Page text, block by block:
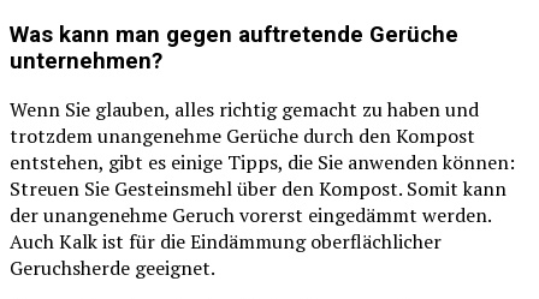
Was kann man gegen auftretende Gerüche
unternehmen?
Wenn Sie glauben, alles richtig gemacht zu haben und
trotzdem unangenehme Gerüche durch den Kompost
entstehen, gibt es einige Tipps, die Sie anwenden können:
Streuen Sie Gesteinsmehl über den Kompost. Somit kann
der unangenehme Geruch vorerst eingedämmt werden.
Auch Kalk ist für die Eindämmung oberflächlicher
Geruchsherde geeignet.